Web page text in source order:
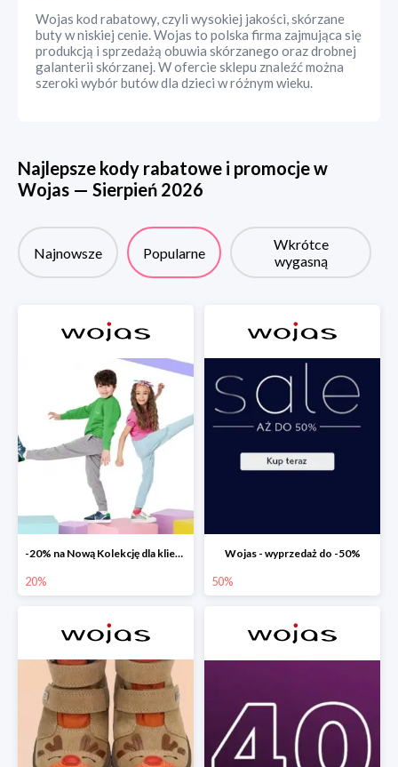
Wojas kod rabatowy, czyli wysokiej jakości, skórzane
buty w niskiej cenie. Wojas to polska firma zajmująca się
produkcją i sprzedażą obuwia skórzanego oraz drobnej
galanterii skórzanej. W ofercie sklepu znaleźć można
szeroki wybór butów dla dzieci w różnym wieku.
Najlepsze kody rabatowe i promocje w
Wojas — Sierpień 2026
Najnowsze Popularne
Wkrótce
wygasną
-20% na Nową Kolekcję dla klientów PREMIUM
20%
Wojas - wyprzedaż do -50%
50%